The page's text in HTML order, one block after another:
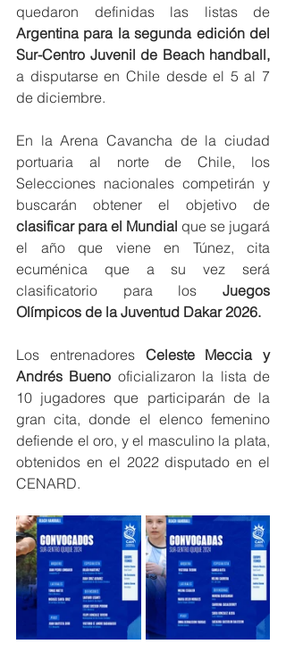
Argentina para la segunda edición del
Sur-Centro Juvenil de Beach handball,
a disputarse en Chile desde el 5 al 7
de diciembre.
En la Arena Cavancha de la ciudad
portuaria al norte de Chile, los
Selecciones nacionales competirán y
clasificar para el Mundial que se jugará
el año que viene en Túnez, cita
ecuménica que a su vez será
clasificatorio para los Juegos
Olímpicos de la Juventud Dakar 2026.
Los entrenadores Celeste Meccia y
Andrés Bueno oficializaron la lista de
10 jugadores que participarán de la
gran cita, donde el elenco femenino
defiende el oro, y el masculino la plata,
obtenidos en el 2022 disputado en el
CENARD.